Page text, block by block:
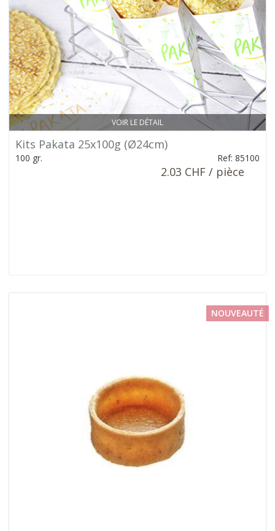
VOIR LE DÉTAIL
Kits Pakata 25x100g (Ø24cm)
100 gr. Ref: 85100
2.03 CHF / pièce
NOUVEAUTÉ